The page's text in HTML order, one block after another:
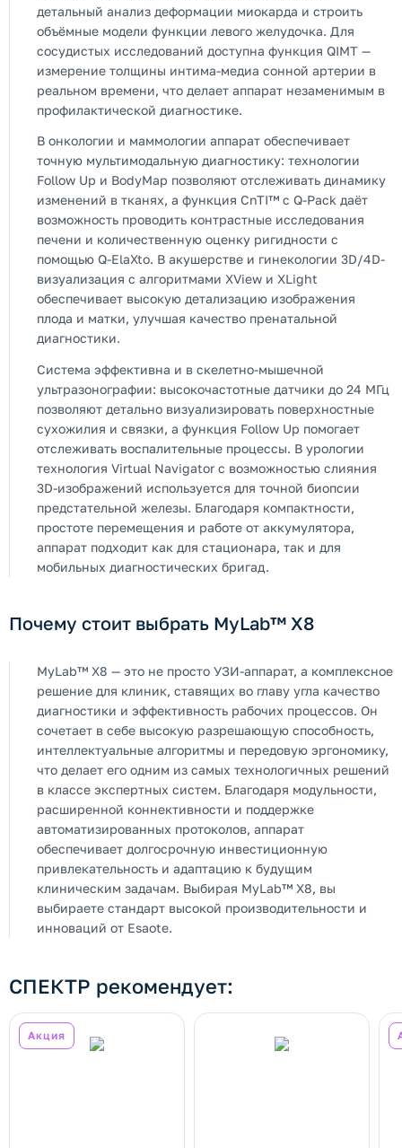
детальный анализ деформации миокарда и строить
объёмные модели функции левого желудочка. Для
сосудистых исследований доступна функция QIMT —
измерение толщины интима-медиа сонной артерии в
реальном времени, что делает аппарат незаменимым в
профилактической диагностике.
В онкологии и маммологии аппарат обеспечивает
точную мультимодальную диагностику: технологии
Follow Up и BodyMap позволяют отслеживать динамику
изменений в тканях, а функция CnTI™ с Q-Pack даёт
возможность проводить контрастные исследования
печени и количественную оценку ригидности с
помощью Q-ElaXto. В акушерстве и гинекологии 3D/4D-
визуализация с алгоритмами XView и XLight
обеспечивает высокую детализацию изображения
плода и матки, улучшая качество пренатальной
диагностики.
Система эффективна и в скелетно-мышечной
ультразонографии: высокочастотные датчики до 24 МГц
позволяют детально визуализировать поверхностные
сухожилия и связки, а функция Follow Up помогает
отслеживать воспалительные процессы. В урологии
технология Virtual Navigator с возможностью слияния
3D-изображений используется для точной биопсии
предстательной железы. Благодаря компактности,
простоте перемещения и работе от аккумулятора,
аппарат подходит как для стационара, так и для
мобильных диагностических бригад.
Почему стоит выбрать MyLab™ X8
MyLab™ X8 — это не просто УЗИ-аппарат, а комплексное
решение для клиник, ставящих во главу угла качество
диагностики и эффективность рабочих процессов. Он
сочетает в себе высокую разрешающую способность,
интеллектуальные алгоритмы и передовую эргономику,
что делает его одним из самых технологичных решений
в классе экспертных систем. Благодаря модульности,
расширенной коннективности и поддержке
автоматизированных протоколов, аппарат
обеспечивает долгосрочную инвестиционную
привлекательность и адаптацию к будущим
клиническим задачам. Выбирая MyLab™ X8, вы
выбираете стандарт высокой производительности и
инноваций от Esaote.
СПЕКТР рекомендует:
Акция